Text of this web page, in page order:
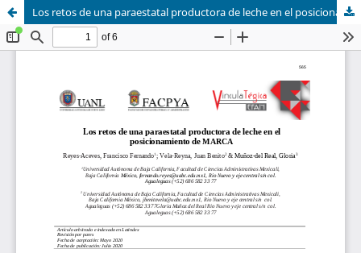
Los retos de una paraestatal productora de leche en el posicionamiento de MARCA